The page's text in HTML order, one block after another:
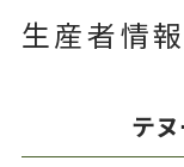
生産者情報
テ